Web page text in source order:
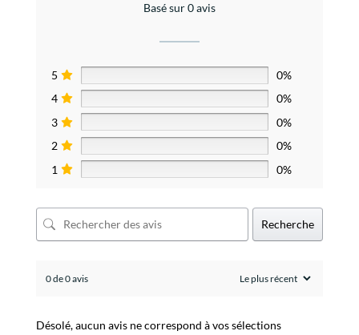
Basé sur 0 avis
5
0%
4
0%
3
0%
2
0%
1
0%
Recherche
0 de 0 avis
Désolé, aucun avis ne correspond à vos sélections